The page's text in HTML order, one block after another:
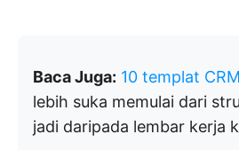
Baca Juga: 10 templat
lebih suka memulai dari
jadi daripada lembar kerja